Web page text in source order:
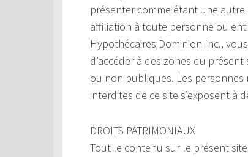
présenter comme étant une
affiliation à toute personne ou
Hypothécaires Dominion Inc.,
d’accéder à des zones du
ou non publiques. Les personnes
interdites de ce site s’exposent à
DROITS PATRIMONIAUX
Tout le contenu sur le présent